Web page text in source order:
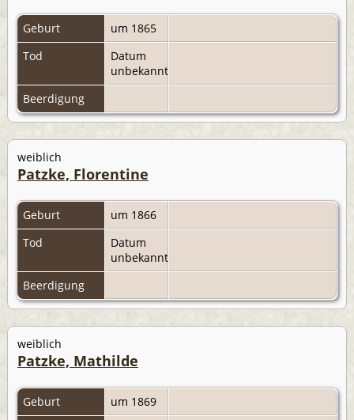
Geburt
um 1865
Tod
Datum
unbekannt
Beerdigung
weiblich
Patzke, Florentine
Geburt
um 1866
Tod
Datum
unbekannt
Beerdigung
weiblich
Patzke, Mathilde
Geburt
um 1869